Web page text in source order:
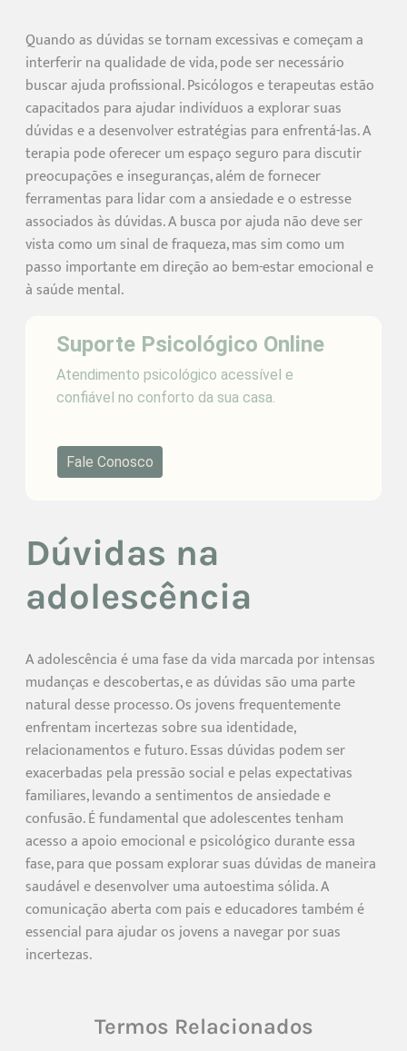
Quando as dúvidas se tornam excessivas e começam a
interferir na qualidade de vida, pode ser necessário
buscar ajuda profissional. Psicólogos e terapeutas estão
capacitados para ajudar indivíduos a explorar suas
dúvidas e a desenvolver estratégias para enfrentá-las. A
terapia pode oferecer um espaço seguro para discutir
preocupações e inseguranças, além de fornecer
ferramentas para lidar com a ansiedade e o estresse
associados às dúvidas. A busca por ajuda não deve ser
vista como um sinal de fraqueza, mas sim como um
passo importante em direção ao bem-estar emocional e
à saúde mental.
Suporte Psicológico Online
Atendimento psicológico acessível e
confiável no conforto da sua casa.
Fale Conosco
Dúvidas na
adolescência
A adolescência é uma fase da vida marcada por intensas
mudanças e descobertas, e as dúvidas são uma parte
natural desse processo. Os jovens frequentemente
enfrentam incertezas sobre sua identidade,
relacionamentos e futuro. Essas dúvidas podem ser
exacerbadas pela pressão social e pelas expectativas
familiares, levando a sentimentos de ansiedade e
confusão. É fundamental que adolescentes tenham
acesso a apoio emocional e psicológico durante essa
fase, para que possam explorar suas dúvidas de maneira
saudável e desenvolver uma autoestima sólida. A
comunicação aberta com pais e educadores também é
essencial para ajudar os jovens a navegar por suas
incertezas.
Termos Relacionados